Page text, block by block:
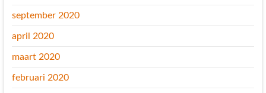
september 2020
april 2020
maart 2020
februari 2020